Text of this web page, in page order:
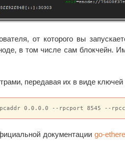
от которого вы
в том числе сам блокчейн.
передавая их в виде
0.0.0.0 --rpcport 8545 --
документацииgo-